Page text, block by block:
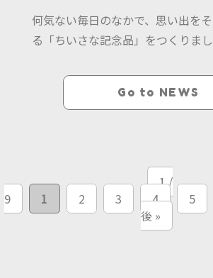
何気ない毎日のなかで、思い出を
る「ちいさな記念品」をつくりまし
Go to NEWS
1 /
9
1 2 3 4 5
後 »